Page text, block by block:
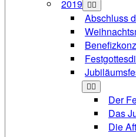
2019
Abschluss
Der
Das
Die